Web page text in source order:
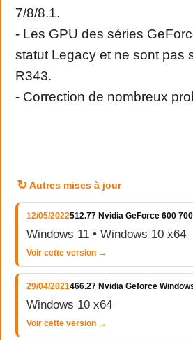
7/8/8.1.
- Les GPU des séries
statut Legacy et ne sont pas
R343.
- Correction de nombreux
↻ Autres mises à jour
12/05/2022512.77 Nvidia GeForce 600
Windows 11 • Windows 10 x64
Voir cette version →
29/04/2021466.27 Nvidia Geforce
Windows 10 x64
Voir cette version →